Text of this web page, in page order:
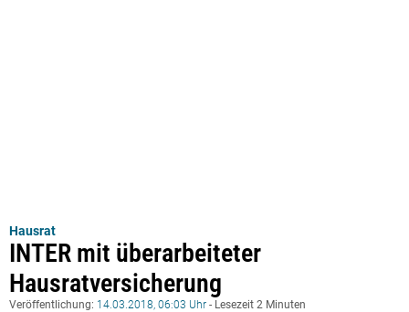
Hausrat
INTER mit überarbeiteter
Hausratversicherung
Veröffentlichung: 14.03.2018, 06:03 Uhr - Lesezeit 2 Minuten